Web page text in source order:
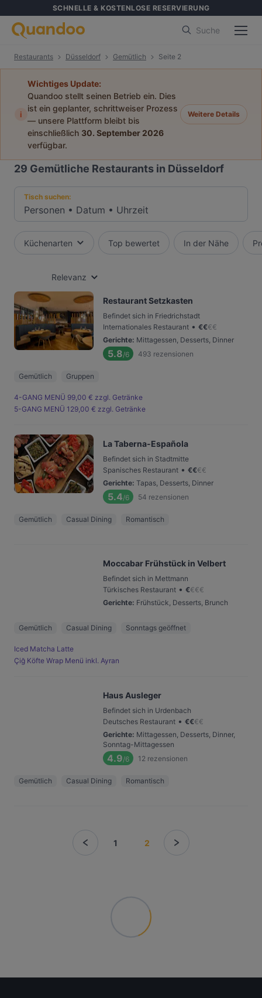
SCHNELLE & KOSTENLOSE RESERVIERUNG
Suche
Restaurants Düsseldorf Gemütlich Seite 2
i
Wichtiges Update:
Quandoo stellt seinen Betrieb ein. Dies
ist ein geplanter, schrittweiser Prozess
— unsere Plattform bleibt bis
einschließlich 30. September 2026
verfügbar.
Weitere Details
29 Gemütliche Restaurants in Düsseldorf
Tisch suchen:
Personen • Datum • Uhrzeit
Küchenarten Top bewertet In der Nähe
Relevanz
Restaurant Setzkasten
Befindet sich in Friedrichstadt
Internationales Restaurant • €€€€
Gerichte: Mittagessen, Desserts, Dinner
5.8/6 493 rezensionen
Gemütlich Gruppen
4-GANG MENÜ 99,00 € zzgl. Getränke
5-GANG MENÜ 129,00 € zzgl. Getränke
La Taberna-Española
Befindet sich in Stadtmitte
Spanisches Restaurant • €€€€
Gerichte: Tapas, Desserts, Dinner
5.4/6 54 rezensionen
Gemütlich Casual Dining Romantisch
Moccabar Frühstück in Velbert
Befindet sich in Mettmann
Türkisches Restaurant • €€€€
Gerichte: Frühstück, Desserts, Brunch
Gemütlich Casual Dining Sonntags geöffnet
Iced Matcha Latte
Çiğ Köfte Wrap Menü inkl. Ayran
Haus Ausleger
Befindet sich in Urdenbach
Deutsches Restaurant • €€€€
Gerichte: Mittagessen, Desserts, Dinner,
Sonntag-Mittagessen
4.9/6 12 rezensionen
Gemütlich Casual Dining Romantisch
1 2